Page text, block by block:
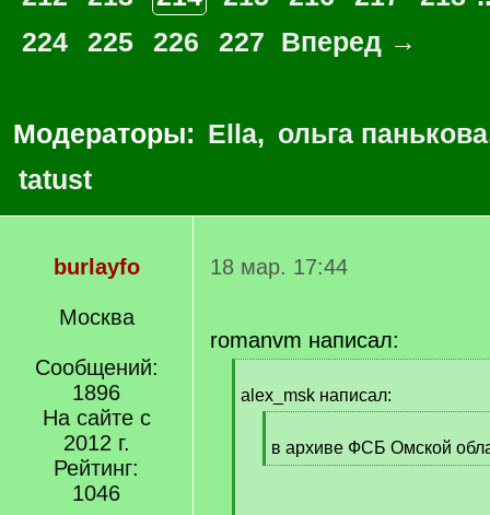
224
225 226 227 Вперед →
Модераторы: Ella, ольга панькова
tatust
burlayfo
Москва
Сообщений:
1896
На сайте с
2012 г.
Рейтинг:
1046
18 мар. 17:44
romanvm написал:
q
alex_msk написал:
q
]
в архиве ФСБ Омской
[